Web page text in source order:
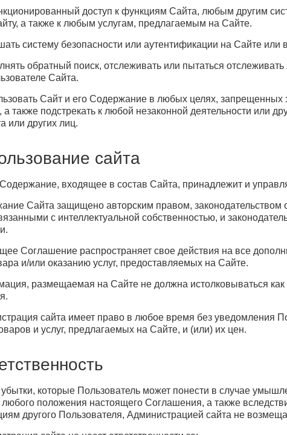
доступ к функциям Сайта, любым другим
а также к любым услугам, предлагаемым на Сайте.
систему безопасности или аутентификации на Сайте или
обратный поиск, отслеживать или пытаться
Сайта.
Сайт и его Содержание в любых целях, запрещенных
также подстрекать к любой незаконной деятельности или
или других лиц.
сайта
входящее в состав Сайта, принадлежит и
Сайта защищено авторским правом, законодательством
с интеллектуальной собственностью, и
Соглашение распространяет свое действия на все
и/или оказанию услуг, предоставляемых на Сайте.
размещаемая на Сайте не должна истолковываться
сайта имеет право в любое время без уведомления
и услуг, предлагаемых на Сайте, и (или) их цен.
которые Пользователь может понести в случае
положения настоящего Соглашения, а также
другого Пользователя, Администрацией сайта не